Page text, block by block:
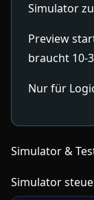
Simulator
Preview
braucht 10-
Nur für
Simulator &
Simulator